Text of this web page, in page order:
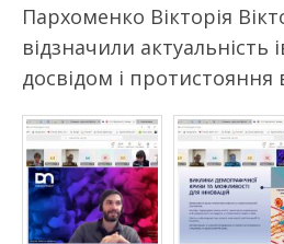
Пархоменко Вікторія
відзначили актуальність
досвідом і протистояння